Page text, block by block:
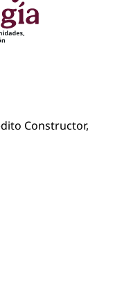
Constructor,